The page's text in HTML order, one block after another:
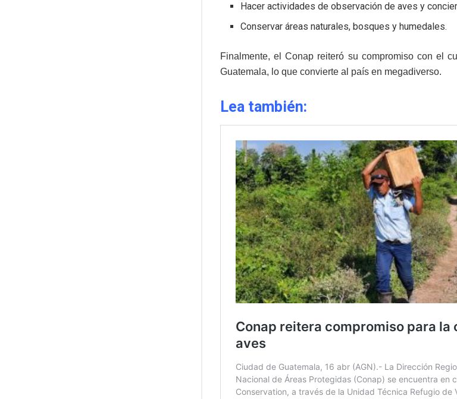
Hacer actividades de observación de aves y
Conservar áreas naturales, bosques y humedales.
Finalmente, el Conap reiteró su compromiso con el
Guatemala, lo que convierte al país en megadiverso.
Lea también: